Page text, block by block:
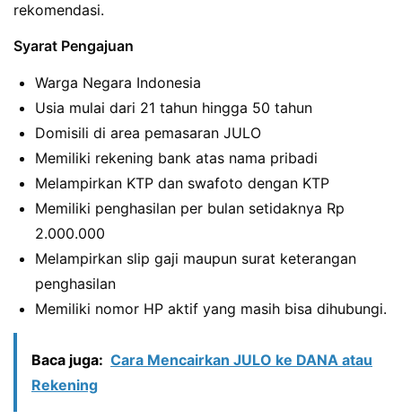
rekomendasi.
Syarat Pengajuan
Warga Negara Indonesia
Usia mulai dari 21 tahun hingga 50 tahun
Domisili di area pemasaran JULO
Memiliki rekening bank atas nama pribadi
Melampirkan KTP dan swafoto dengan KTP
Memiliki penghasilan per bulan setidaknya Rp
2.000.000
Melampirkan slip gaji maupun surat keterangan
penghasilan
Memiliki nomor HP aktif yang masih bisa dihubungi.
Baca juga: Cara Mencairkan JULO ke DANA atau
Rekening